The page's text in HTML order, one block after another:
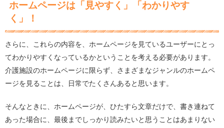
ホームページは「見やすく」「わかりやす
く」！
さらに、これらの内容を、ホームページを見ているユーザーにとっ
てわかりやすくなっているかということを考える必要があります。
介護施設のホームページに限らず、さまざまなジャンルのホームペ
ージを見ることは、日常でたくさんあると思います。
そんなときに、ホームページが、ひたすら文章だけで、書き連ねて
あった場合に、最後までしっかり読みたいと思うことはあまりない